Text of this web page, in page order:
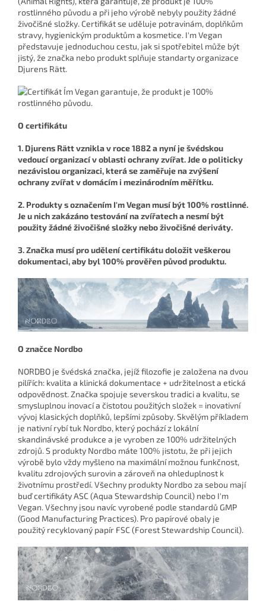
rostlinného původu a při jeho výrobě nebyly použity žádné
živočišné složky. Certifikát se uděluje potravinám, doplňkům
stravy, hygienickým produktům a kosmetice. I'm Vegan
představuje jednoduchou cestu, jak si spotřebitel může být
jistý, že značka nebo produkt splňuje standarty organizace
Djurens Rätt.
O certifikátu
1. Djurens Rätt vznikla v roce 1882 a nyní je švédskou
vedoucí organizací v oblasti ochrany zvířat. Jde o politicky
nezávislou organizaci, která se zaměřuje na zvýšení
ochrany zvířat v domácím i mezinárodním měřítku.
2. Produkty s označením I'm Vegan musí být 100% rostlinné.
Je u nich zakázáno testování na zvířatech a nesmí být
použity žádné živočišné složky nebo živočišné deriváty.
3. Značka musí pro udělení certifikátu doložit veškerou
dokumentaci, aby byl 100% prověřen původ produktu.
O značce Nordbo
NORDBO je švédská značka, jejíž filozofie je založena na dvou
pilířích: kvalita a klinická dokumentace + udržitelnost a etická
odpovědnost. Značka spojuje severskou tradici a kvalitu, se
smysluplnou inovací a čistotou použitých složek = inovativní
vývoj klasických doplňků, lepšími způsoby. Skvělým příkladem
je nativní rybí tuk Nordbo, který pochází z lokální
skandinávské produkce a je vyroben ze 100% udržitelných
zdrojů. S produkty Nordbo máte 100% jistotu, že při jejich
výrobě bylo vždy myšleno na maximální možnou funkčnost,
kvalitu zdrojových surovin a zároveň na ohleduplnost k
životnímu prostředí. Všechny produkty Nordbo za sebou mají
buď certifikáty ASC (Aqua Stewardship Council) nebo I'm
Vegan. Všechny jsou navíc vyrobené podle standardů GMP
(Good Manufacturing Practices). Pro papírové obaly je
použitý recyklovaný papír FSC (Forest Stewardship Council).